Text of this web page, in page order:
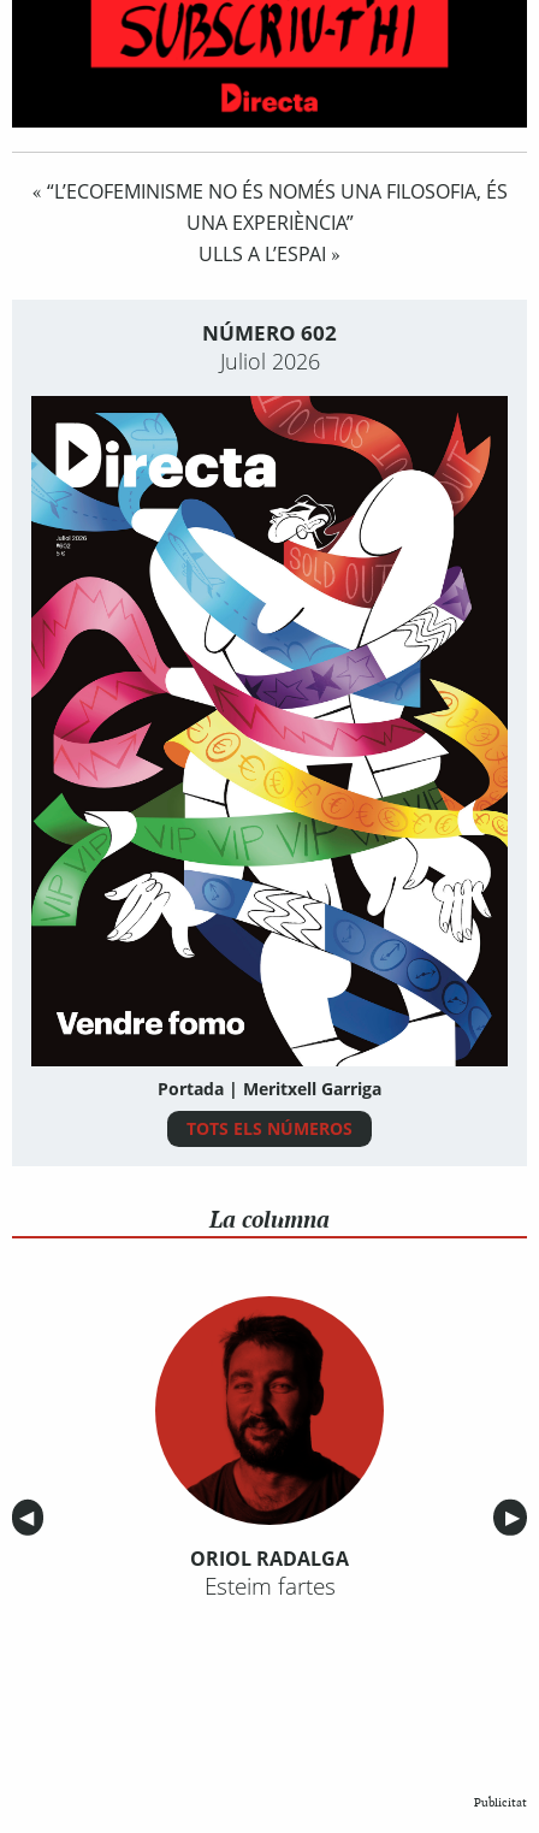
« “L’ECOFEMINISME NO ÉS NOMÉS UNA FILOSOFIA, ÉS
UNA EXPERIÈNCIA”
ULLS A L’ESPAI »
NÚMERO 602
Juliol 2026
Portada | Meritxell Garriga
TOTS ELS NÚMEROS
La columna
Anterior
◀︎ ▶︎
ORIOL RADALGA
Esteim fartes
Publicitat